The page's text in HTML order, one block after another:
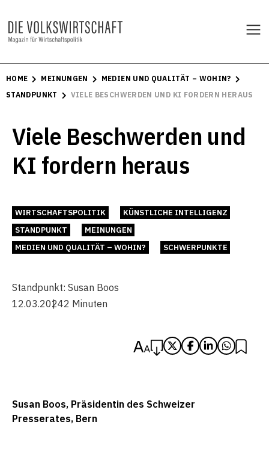
HOME MEINUNGEN
MEDIEN UND QUALITÄT – WOHIN?
STANDPUNKT
VIELE BESCHWERDEN UND KI FORDERN HERAUS
Viele Beschwerden und
KI fordern heraus
WIRTSCHAFTSPOLITIK
KÜNSTLICHE INTELLIGENZ
STANDPUNKT
MEINUNGEN
MEDIEN UND QUALITÄT – WOHIN?
SCHWERPUNKTE
Standpunkt: Susan Boos
12.03.20242 Minuten
Susan Boos, Präsidentin des Schweizer
Presserates, Bern